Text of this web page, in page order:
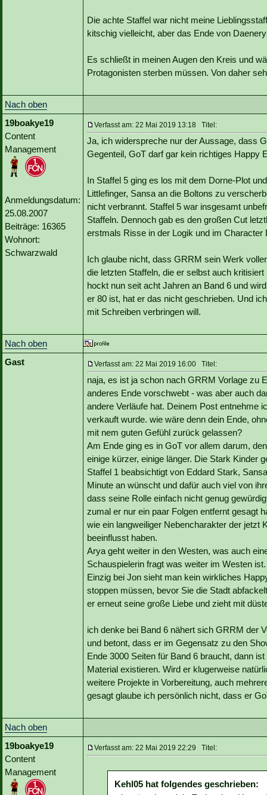
Die achte Staffel war nicht meine
kitschig vielleicht, aber das Ende von
Es schließt in meinen Augen den Kreis und
Protagonisten sterben müssen. Von daher
Nach oben
19boakye19
Content
Management
Anmeldungsdatum:
25.08.2007
Beiträge: 16365
Wohnort:
Schwarzwald
Verfasst am: 22 Mai 2019 13:18 Titel:
Ja, ich widerspreche nur der Aussage, dass
Gegenteil, GoT darf gar kein richtiges Happy
In Staffel 5 ging es los mit dem Dorne-Plot
Littlefinger, Sansa an die Boltons zu
nicht verbrannt. Staffel 5 war insgesamt
Staffeln. Dennoch gab es den großen Cut
erstmals Risse in der Logik und im Character
Ich glaube nicht, dass GRRM sein Werk
die letzten Staffeln, die er selbst auch
hockt nun seit acht Jahren an Band 6 und
er 80 ist, hat er das nicht geschrieben. Und
mit Schreiben verbringen will.
Nach oben
Gast
Verfasst am: 22 Mai 2019 16:00 Titel:
naja, es ist ja schon nach GRRM Vorlage zu
anderes Ende vorschwebt - was aber auch
andere Verläufe hat. Deinem Post entnehme
verkauft wurde. wie wäre denn dein Ende,
mit nem guten Gefühl zurück gelassen?
Am Ende ging es in GoT vor allem darum,
einige kürzer, einige länger. Die Stark Kinder
Staffel 1 beabsichtigt von Eddard Stark,
Minute an wünscht und dafür auch viel von
dass seine Rolle einfach nicht genug
zumal er nur ein paar Folgen entfernt gesagt
wie ein langweiliger Nebencharakter der jetzt
beeinflusst haben.
Arya geht weiter in den Westen, was auch
Schauspielerin fragt was weiter im Westen ist.
Einzig bei Jon sieht man kein wirkliches
stoppen müssen, bevor Sie die Stadt
er erneut seine große Liebe und zieht mit
ich denke bei Band 6 nähert sich GRRM der
und betont, dass er im Gegensatz zu den
Ende 3000 Seiten für Band 6 braucht, dann
Material existieren. Wird er klugerweise
weitere Projekte in Vorbereitung, auch
gesagt glaube ich persönlich nicht, dass er
Nach oben
19boakye19
Content
Management
Verfasst am: 22 Mai 2019 22:29 Titel:
Kehl05 hat folgendes geschrieben: